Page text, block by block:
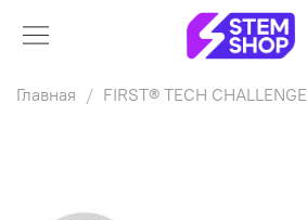
Главная FIRST® TECH CHALLENGE